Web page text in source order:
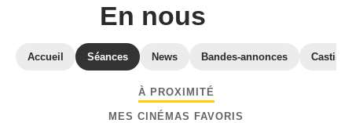
En nous
Accueil Séances News Bandes-annonces Casting
À PROXIMITÉ
MES CINÉMAS FAVORIS